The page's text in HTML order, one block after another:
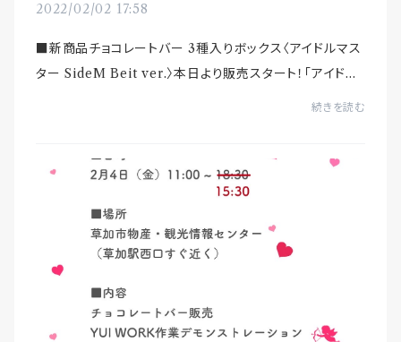
2022/02/02 17:58
■新商品チョコレートバー 3種入りボックス〈アイドルマス
ター SideM Beit ver.〉本日より販売スタート！「アイドル
マスター SideM 315プロダクション お仕事コラボキャン
続きを読む